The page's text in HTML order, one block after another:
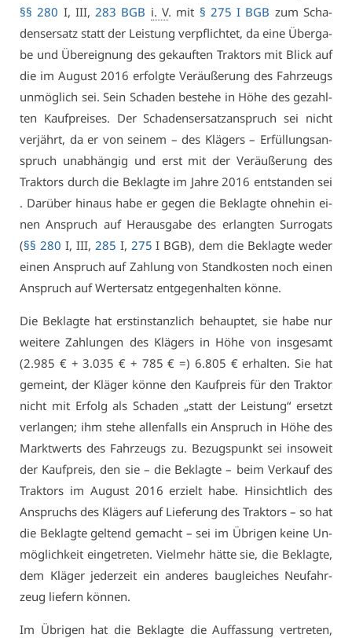
§§ 280 I, III,283 BGB i. V. mit § 275 I BGB zum Scha­
dens­er­satz statt der Leis­tung ver­pflich­tet, da ei­ne Über­ga­
be und Über­eig­nung des ge­kauf­ten Trak­tors mit Blick auf
die im Au­gust 2016 er­folg­te Ver­äu­ße­rung des Fahr­zeugs
un­mög­lich sei. Sein Scha­den be­ste­he in Hö­he des ge­zahl­
ten Kauf­prei­ses. Der Scha­dens­er­satz­an­spruch sei nicht
ver­jährt, da er von sei­nem – des Klä­gers – Er­fül­lungs­an­
spruch un­ab­hän­gig und erst mit der Ver­äu­ße­rung des
Trak­tors durch die Be­klag­te im Jah­re 2016 ent­stan­den sei
. Dar­über hin­aus ha­be er ge­gen die Be­klag­te oh­ne­hin ei­
nen An­spruch auf Her­aus­ga­be des er­lang­ten Sur­ro­gats
(§§ 280 I, III, 285 I, 275 I BGB), dem die Be­klag­te we­der
ei­nen An­spruch auf Zah­lung von Stand­kos­ten noch ei­nen
An­spruch auf Wert­er­satz ent­ge­gen­hal­ten kön­ne.
Die Be­klag­te hat erst­in­stanz­lich be­haup­tet, sie ha­be nur
wei­te­re Zah­lun­gen des Klä­gers in Hö­he von ins­ge­samt
(2.985 € + 3.035 € + 785 € =) 6.805 € er­hal­ten. Sie hat
ge­meint, der Klä­ger kön­ne den Kauf­preis für den Trak­tor
nicht mit Er­folg als Scha­den „statt der Leis­tung“ er­setzt
ver­lan­gen; ihm ste­he al­len­falls ein An­spruch in Hö­he des
Markt­werts des Fahr­zeugs zu. Be­zugs­punkt sei in­so­weit
der Kauf­preis, den sie – die Be­klag­te – beim Ver­kauf des
Trak­tors im Au­gust 2016 er­zielt ha­be. Hin­sicht­lich des
An­spruchs des Klä­gers auf Lie­fe­rung des Trak­tors – so hat
die Be­klag­te gel­tend ge­macht – sei im Üb­ri­gen kei­ne Un­
mög­lich­keit ein­ge­tre­ten. Viel­mehr hät­te sie, die Be­klag­te,
dem Klä­ger je­der­zeit ein an­de­res bau­glei­ches Neu­fahr­
zeug lie­fern kön­nen.
Im Üb­ri­gen hat die Be­klag­te die Auf­fas­sung ver­tre­ten,